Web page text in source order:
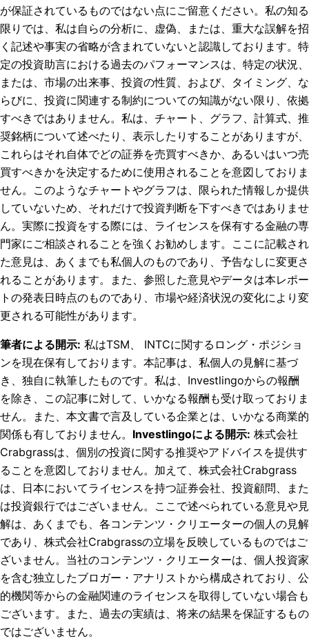
が保証されているものではない点にご留意ください。私の知る
限りでは、私は自らの分析に、虚偽、または、重大な誤解を招
く記述や事実の省略が含まれていないと認識しております。特
定の投資助言における過去のパフォーマンスは、特定の状況、
または、市場の出来事、投資の性質、および、タイミング、な
らびに、投資に関連する制約についての知識がない限り、依拠
すべきではありません。私は、チャート、グラフ、計算式、推
奨銘柄について述べたり、表示したりすることがありますが、
これらはそれ自体でどの証券を売買すべきか、あるいはいつ売
買すべきかを決定するために使用されることを意図しておりま
せん。このようなチャートやグラフは、限られた情報しか提供
していないため、それだけで投資判断を下すべきではありませ
ん。実際に投資をする際には、ライセンスを保有する金融の専
門家にご相談されることを強くお勧めします。ここに記載され
た意見は、あくまでも私個人のものであり、予告なしに変更さ
れることがあります。また、参照した意見やデータは本レポー
トの発表日時点のものであり、市場や経済状況の変化により変
更される可能性があります。
筆者による開示: 私はTSM、 INTCに関するロング・ポジショ
ンを現在保有しております。 本記事は、私個人の見解に基づ
き、独自に執筆したものです。私は、Investlingoからの報酬
を除き、この記事に対して、いかなる報酬も受け取っておりま
せん。また、本文書で言及している企業とは、いかなる商業的
関係も有しておりません。 Investlingoによる開示: 株式会社
Crabgrassは、個別の投資に関する推奨やアドバイスを提供す
ることを意図しておりません。加えて、株式会社Crabgrass
は、日本においてライセンスを持つ証券会社、投資顧問、また
は投資銀行ではございません。ここで述べられている意見や見
解は、あくまでも、各コンテンツ・クリエーターの個人の見解
であり、株式会社Crabgrassの立場を反映しているものではご
ざいません。当社のコンテンツ・クリエーターは、個人投資家
を含む独立したブロガー・アナリストから構成されており、公
的機関等からの金融関連のライセンスを取得していない場合も
ございます。また、過去の実績は、将来の結果を保証するもの
ではございません。